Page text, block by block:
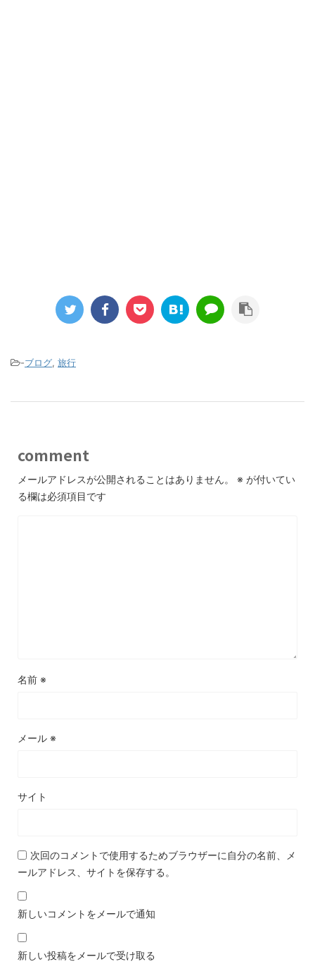
-ブログ, 旅行
comment
メールアドレスが公開されることはありません。 ※ が付いてい
る欄は必須項目です
名前 ※
メール ※
サイト
次回のコメントで使用するためブラウザーに自分の名前、メ
ールアドレス、サイトを保存する。
新しいコメントをメールで通知
新しい投稿をメールで受け取る